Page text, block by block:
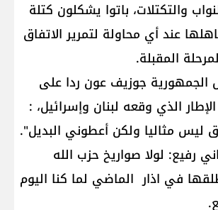
والتكتلات، باتوا يشكلون كتلة
عند أي محاولة لتمرير الاتفاق
المقبلة.
الجمهورية جوزيف عون ردا على
الذي وقعه لبنان وإسرائيل، :
ليس مثاليا ولكن أعطوني البديل".
رفيع: لولا صواريخ حزب الله
في اذار الماضي لما كنا اليوم